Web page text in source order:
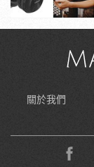
關於我們